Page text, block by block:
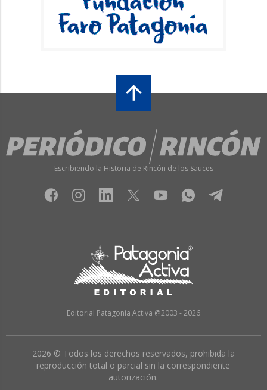
Escribiendo la Historia de Rincón de los Sauces
Editorial Patagonia Activa @2003 - 2026
2026 © Todos los derechos reservados, prohibida la
reproducción total o parcial sin la correspondiente
autorización.